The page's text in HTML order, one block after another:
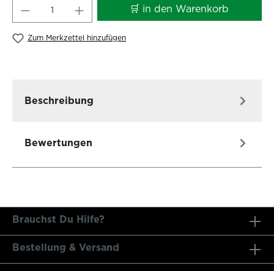
Produkt Anzahl: Gib den🛒 in den Warenkorb
Zum Merkzettel hinzufügen
Beschreibung
Bewertungen
Brauchst Du Hilfe?
Bestellung & Versand